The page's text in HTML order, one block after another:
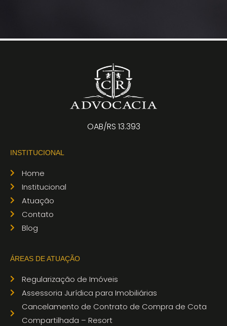
OAB/RS 13.393
INSTITUCIONAL
Home
Institucional
Atuação
Contato
Blog
ÁREAS DE ATUAÇÃO
Regularização de Imóveis
Assessoria Jurídica para Imobiliárias
Cancelamento de Contrato de Compra de Cota
Compartilhada – Resort